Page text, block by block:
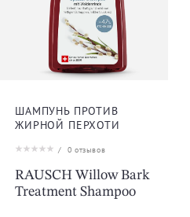
ШАМПУНЬ ПРОТИВ
ЖИРНОЙ ПЕРХОТИ
/ 0 отзывов
RAUSCH Willow Bark
Treatment Shampoo